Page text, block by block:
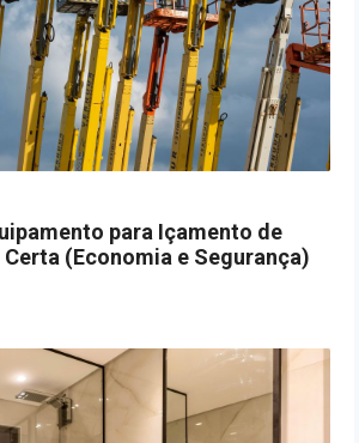
para Içamento de
Certa (Economia e Segurança)